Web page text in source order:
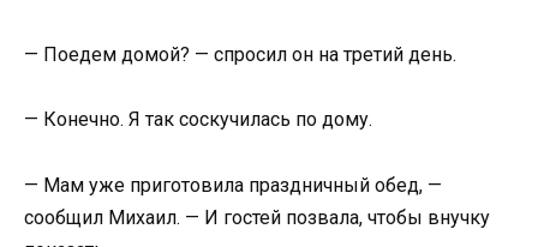
— Поедем домой? — спросил он на третий день.
— Конечно. Я так соскучилась по дому.
— Мам уже приготовила праздничный обед, —
сообщил Михаил. — И гостей позвала, чтобы внучку